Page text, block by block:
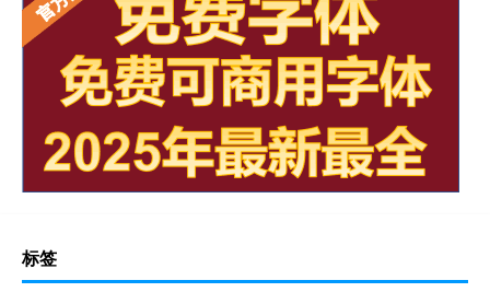
标签